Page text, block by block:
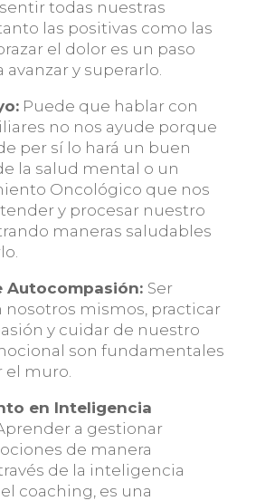
todas nuestras
las positivas como las
el dolor es un paso
avanzar y superarlo.
Puede que hablar con
no nos ayude porque
per sí lo hará un buen
la salud mental o un
Oncológico que nos
y procesar nuestro
maneras saludables
Autocompasión: Ser
nosotros mismos, practicar
y cuidar de nuestro
son fundamentales
el muro.
en Inteligencia
a gestionar
de manera
de la inteligencia
coaching, es una